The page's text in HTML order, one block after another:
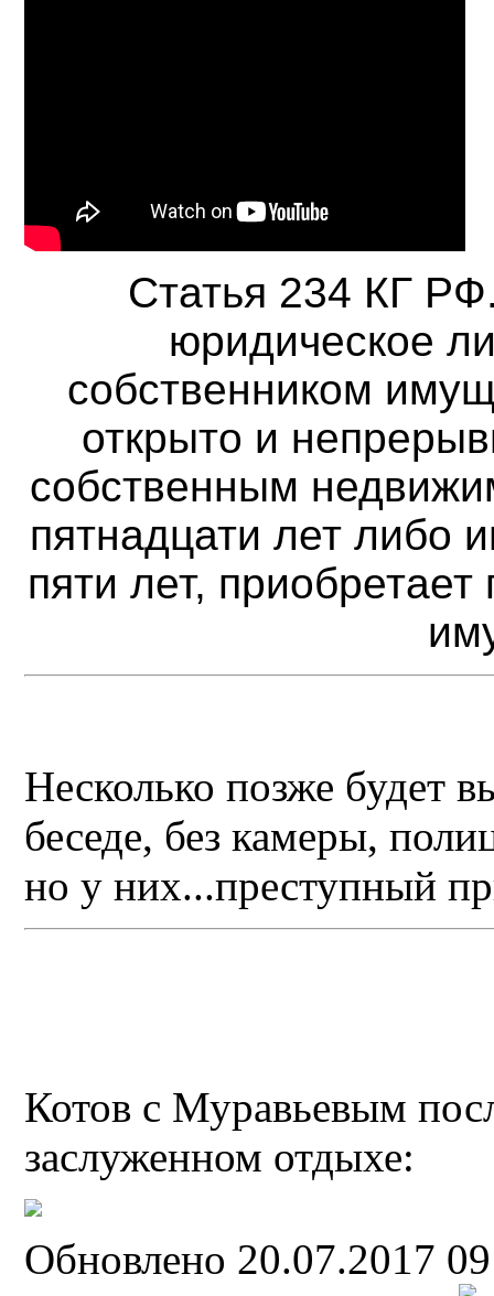
Статья 234 КГ
юридическое
собственником
открыто и
собственным
пятнадцати лет либо
пяти лет,
Несколько позже будет
беседе, без камеры,
но у них...преступный
Котов с Муравьевым
заслуженном отдыхе:
Обновлено 20.07.2017